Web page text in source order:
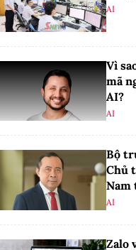
AI
Vì
mã
AI?
AI
Bộ
Chủ
Nam
AI
Zalo